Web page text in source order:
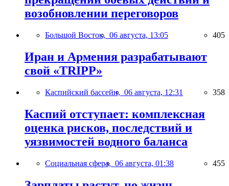
возобновлении переговоров
Большой Восток, 06 августа, 13:05 405
Иран и Армения разрабатывают
свой «TRIPP»
Каспийский бассейн, 06 августа, 12:31 358
Каспий отступает: комплексная
оценка рисков, последствий и
уязвимостей водного баланса
Социальная сфера, 06 августа, 01:38 455